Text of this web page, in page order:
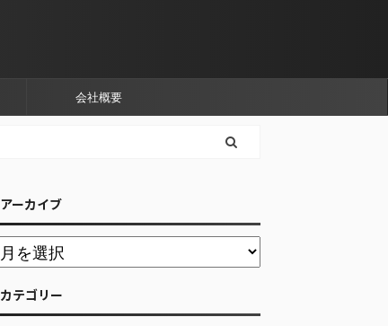
会社概要
アーカイブ
カテゴリー